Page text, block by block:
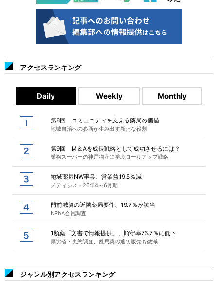
アクセスランキング
Daily Weekly Monthly
第8回 コミュニティを支える薬局の価値
地域自治への参画が生み出す新たな役割
第9回 M＆Aを成長戦略として成功させるには？
業務スーパーの神戸物産に学ぶロールアップ戦略
地域薬局NW事業、営業益19.5％減
メディシス・26年4～6月期
門前減算の近隣薬局要件、19.7％が該当
NPhA会員調査
1類薬「文書で情報提供」、順守率76.7％に低下
厚労省・実態調査、乱用薬の適切販売も微減
ジャンル別アクセスランキング